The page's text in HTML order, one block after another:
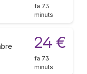
fa 73
minuts
24 €
fa 73
minuts